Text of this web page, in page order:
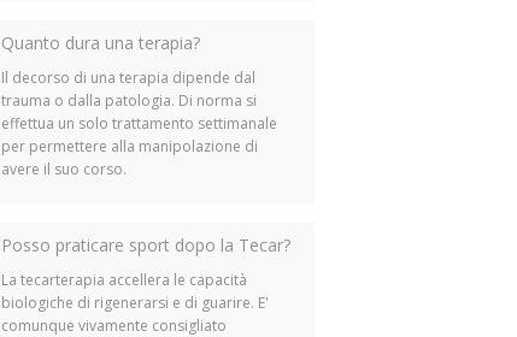
Quanto dura una terapia?
Il decorso di una terapia dipende dal
trauma o dalla patologia. Di norma si
effettua un solo trattamento settimanale
per permettere alla manipolazione di
avere il suo corso.
Posso praticare sport dopo la Tecar?
La tecarterapia accellera le capacità
biologiche di rigenerarsi e di guarire. E'
comunque vivamente consigliato